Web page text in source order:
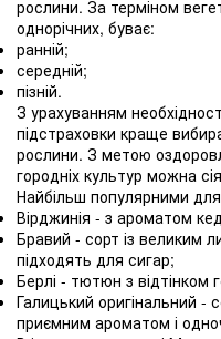
рослини. За терміном
однорічних, буває:
ранній;
середній;
пізній.
З урахуванням
підстраховки краще
рослини. З метою
городніх культур можна
Найбільш популярними
Вірджинія - з ароматом
Бравий - сорт із великим
підходять для сигар;
Берлі - тютюн з відтінком
Галицький оригінальний -
приємним ароматом і